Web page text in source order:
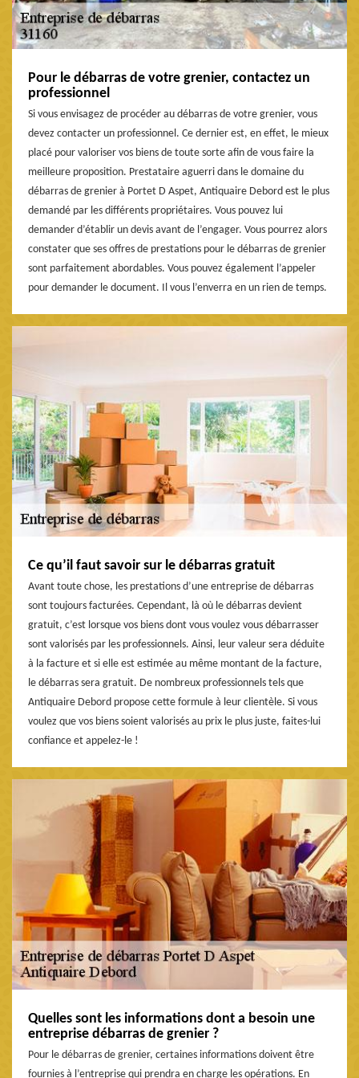
Pour le débarras de votre grenier, contactez un
professionnel
Si vous envisagez de procéder au débarras de votre grenier, vous
devez contacter un professionnel. Ce dernier est, en effet, le mieux
placé pour valoriser vos biens de toute sorte afin de vous faire la
meilleure proposition. Prestataire aguerri dans le domaine du
débarras de grenier à Portet D Aspet, Antiquaire Debord est le plus
demandé par les différents propriétaires. Vous pouvez lui
demander d’établir un devis avant de l’engager. Vous pourrez alors
constater que ses offres de prestations pour le débarras de grenier
sont parfaitement abordables. Vous pouvez également l’appeler
pour demander le document. Il vous l’enverra en un rien de temps.
Ce qu’il faut savoir sur le débarras gratuit
Avant toute chose, les prestations d’une entreprise de débarras
sont toujours facturées. Cependant, là où le débarras devient
gratuit, c’est lorsque vos biens dont vous voulez vous débarrasser
sont valorisés par les professionnels. Ainsi, leur valeur sera déduite
à la facture et si elle est estimée au même montant de la facture,
le débarras sera gratuit. De nombreux professionnels tels que
Antiquaire Debord propose cette formule à leur clientèle. Si vous
voulez que vos biens soient valorisés au prix le plus juste, faites-lui
confiance et appelez-le !
Quelles sont les informations dont a besoin une
entreprise débarras de grenier ?
Pour le débarras de grenier, certaines informations doivent être
fournies à l’entreprise qui prendra en charge les opérations. En